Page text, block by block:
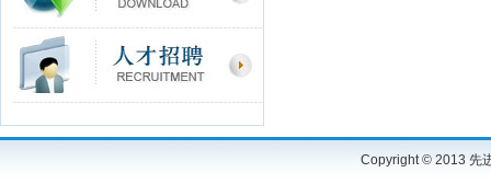
Copyright © 2013 先